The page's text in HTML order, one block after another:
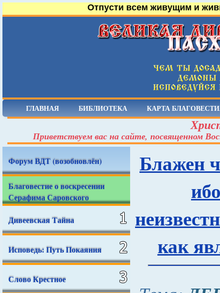
Отпусти всем живущим и
ГЛАВНАЯ БИБЛИОТЕКА КАРТА
Приветствуем вас на сайте, посвященном
Форум ВДТ (возобновлён)
Благовестие о воскресении
Серафима Саровского
Дивеевская Тайна
Исповедь: Путь Покаяния
Слово Крестное
Блажен
как